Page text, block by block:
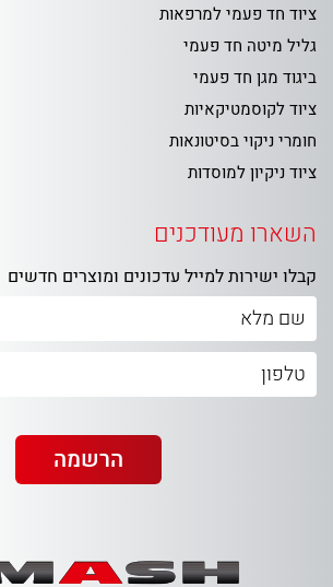
ציוד חד פעמי למרפאות
גליל מיטה חד פעמי
ביגוד מגן חד פעמי
ציוד לקוסמטיקאיות
חומרי ניקוי בסיטונאות
ציוד ניקיון למוסדות
השארו מעודכנים
קבלו ישירות למייל עדכונים ומוצרים חדשים